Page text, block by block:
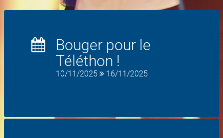
Bouger pour le
Téléthon !
10/11/2025 16/11/2025